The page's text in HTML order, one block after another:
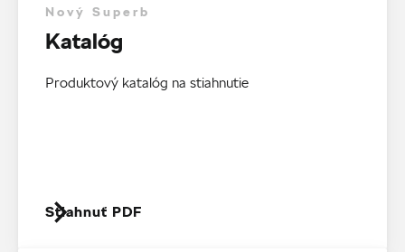
Nový Superb
Katalóg
Produktový katalóg na stiahnutie
Stiahnuť PDF